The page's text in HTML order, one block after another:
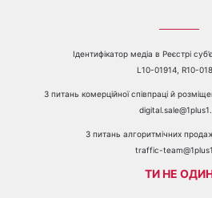
Ідентифікатор медіа в Реєстрі
L10-01914, R10-
З питань комерційної співпраці й
З питань алгоритмічних
traffic-
ТИ НЕ